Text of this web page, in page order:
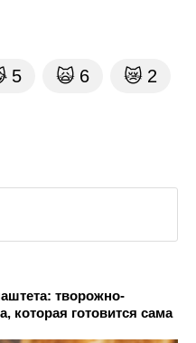
5 🙀 6 😿 2
творожно-
которая готовится сама